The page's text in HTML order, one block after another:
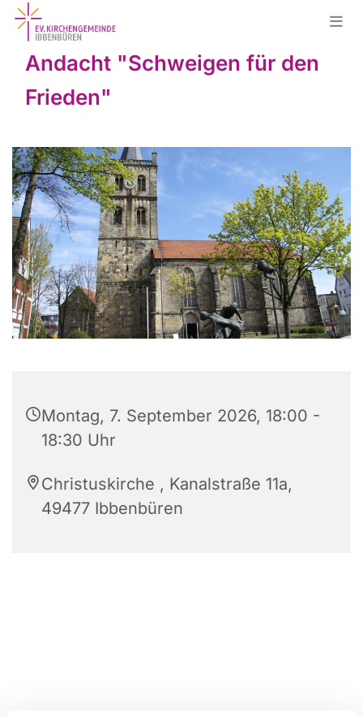
Andacht "Schweigen für den
Frieden"
Montag, 7. September 2026, 18:00 -
18:30 Uhr
Christuskirche , Kanalstraße 11a,
49477 Ibbenbüren